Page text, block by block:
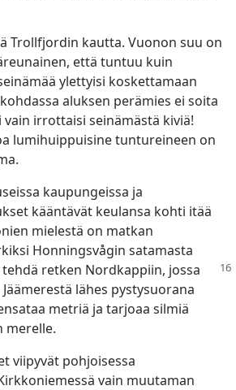
Trollfjordin kautta. Vuonon suu on
että tuntuu kuin
ylettyisi koskettamaan
aluksen perämies ei soita
irrottaisi seinämästä kiviä!
lumihuippuisine tuntureineen on
kaupungeissa ja
kääntävät keulansa kohti itää
mielestä on matkan
Honningsvågin satamasta
retken Nordkappiin, jossa
lähes pystysuorana
metriä ja tarjoaa silmiä
merelle.
viipyvät pohjoisessa
vain muutaman